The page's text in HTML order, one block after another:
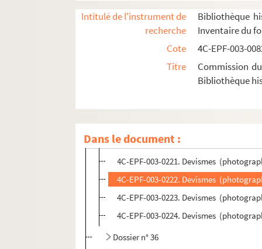
Intitulé de l'instrument de
recherche
Bibliothèque
Inventaire du
Cote
4C-EPF-003-
Titre
Commission
Bibliothèque
Dans le document :
Dossier n° 30
Dossier n° 31
4C-EPF-003-0218. Devismes
4C-EPF-003-0219. Devismes
4C-EPF-003-0220. Devismes
4C-EPF-003-0221. Devismes
4C-EPF-003-0222. Devismes
4C-EPF-003-0223. Devismes
4C-EPF-003-0224. Devismes
Dossier n° 36